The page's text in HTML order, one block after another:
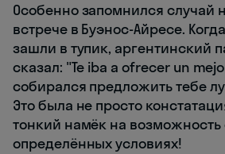
Особенно запомнился случай
встрече в Буэнос-Айресе.
зашли в тупик, аргентинский
сказал: "Te iba a ofrecer un
собирался предложить тебе
Это была не просто
тонкий намёк на возможность
определённых условиях!